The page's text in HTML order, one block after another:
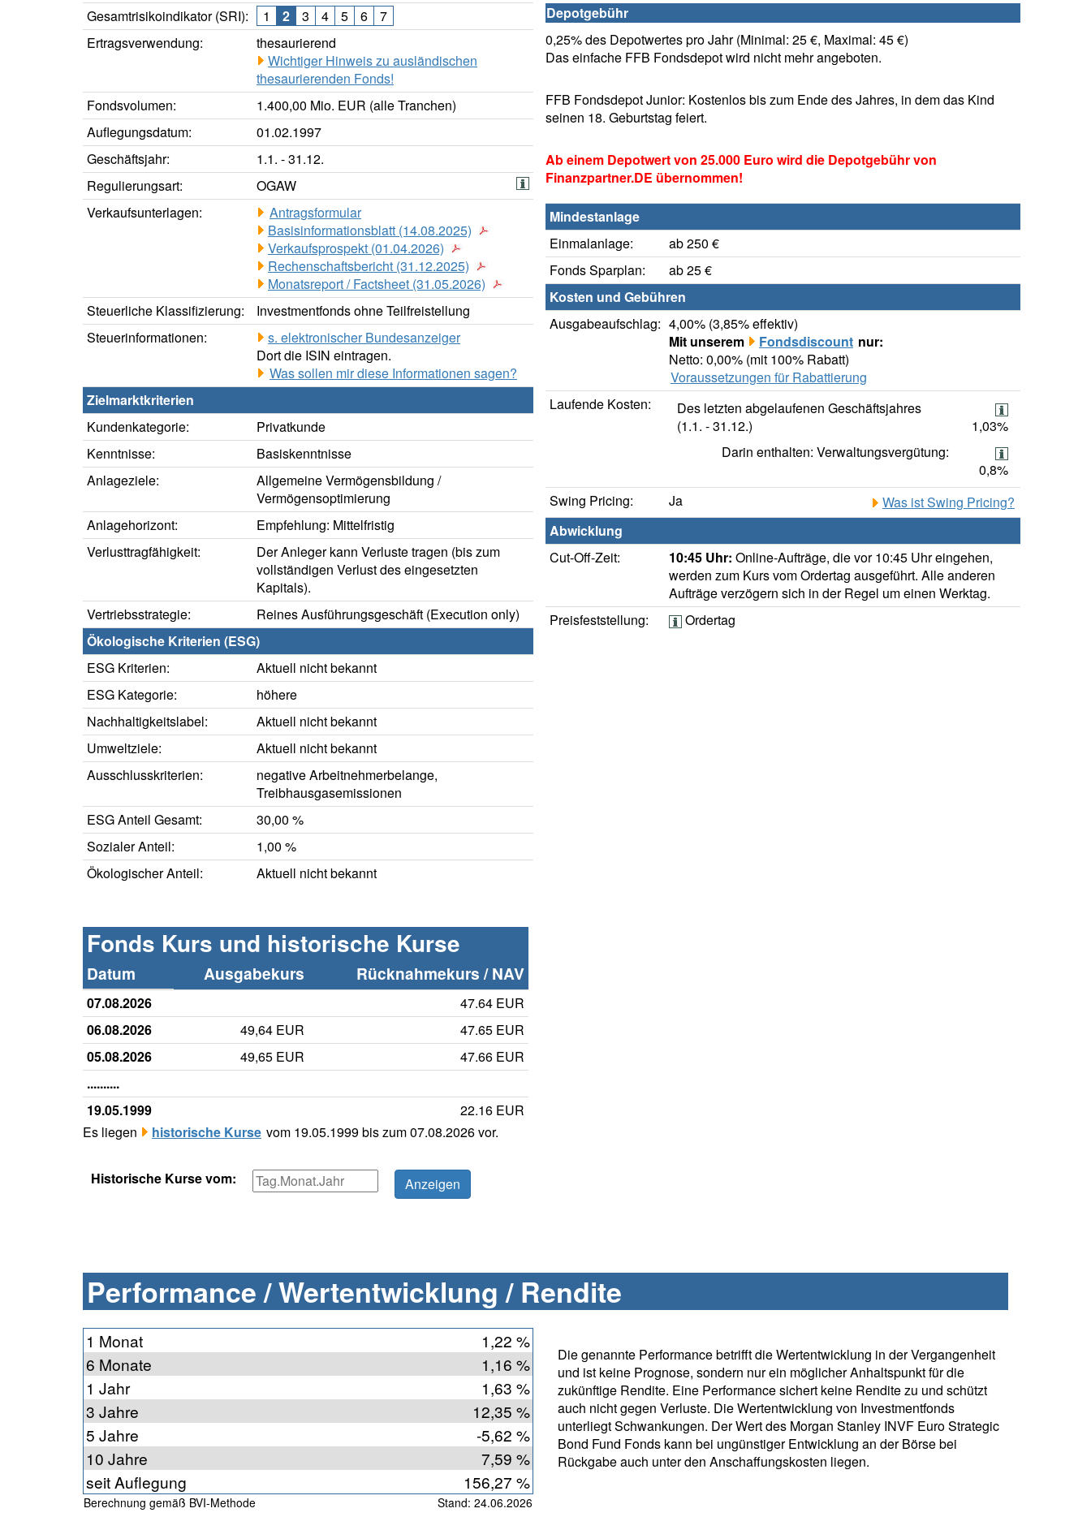
Gesamtrisikoindikator (SRI):
1 2 3 4 5 6
7
Ertragsverwendung:
thesaurierend
Wichtiger Hinweis zu ausländischen
thesaurierenden Fonds!
Fondsvolumen:
1.400,00 Mio. EUR (alle Tranchen)
Auflegungsdatum:
01.02.1997
Geschäftsjahr:
1.1. - 31.12.
Regulierungsart:
OGAW
Verkaufsunterlagen:
Antragsformular
Basisinformationsblatt (14.08.2025)
Verkaufsprospekt (01.04.2026)
Rechenschaftsbericht (31.12.2025)
Monatsreport / Factsheet (31.05.2026)
Steuerliche Klassifizierung:
Investmentfonds ohne Teilfreistellung
Steuerinformationen:
s. elektronischer Bundesanzeiger
Dort die ISIN eintragen.
Was sollen mir diese Informationen sagen?
Zielmarktkriterien
Kundenkategorie:
Privatkunde
Kenntnisse:
Basiskenntnisse
Anlageziele:
Allgemeine Vermögensbildung /
Vermögensoptimierung
Anlagehorizont:
Empfehlung: Mittelfristig
Verlusttragfähigkeit:
Der Anleger kann Verluste tragen (bis zum
vollständigen Verlust des eingesetzten
Kapitals).
Vertriebsstrategie:
Reines Ausführungsgeschäft (Execution only)
Ökologische Kriterien (ESG)
ESG Kriterien:
Aktuell nicht bekannt
ESG Kategorie:
höhere
Nachhaltigkeitslabel:
Aktuell nicht bekannt
Umweltziele:
Aktuell nicht bekannt
Ausschlusskriterien:
negative Arbeitnehmerbelange,
Treibhausgasemissionen
ESG Anteil Gesamt:
30,00 %
Sozialer Anteil:
1,00 %
Ökologischer Anteil:
Aktuell nicht bekannt
Fonds Kurs und historische Kurse
Datum Ausgabekurs Rücknahmekurs / NAV
07.08.2026
47.64 EUR
06.08.2026
49,64 EUR
47.65 EUR
05.08.2026
49,65 EUR
47.66 EUR
..........
19.05.1999
22.16 EUR
Es liegen
historische Kurse vom 19.05.1999 bis zum 07.08.2026 vor.
Historische Kurse vom:
Depotgebühr
0,25% des Depotwertes pro Jahr (Minimal: 25 €, Maximal: 45 €)
Das einfache FFB Fondsdepot wird nicht mehr angeboten.
FFB Fondsdepot Junior: Kostenlos bis zum Ende des Jahres, in dem das Kind
seinen 18. Geburtstag feiert.
Ab einem Depotwert von 25.000 Euro wird die Depotgebühr von
Finanzpartner.DE übernommen!
Mindestanlage
Einmalanlage:
ab 250 €
Fonds Sparplan:
ab 25 €
Kosten und Gebühren
Ausgabeaufschlag: 4,00% (3,85% effektiv)
Mit unserem
Fondsdiscount nur:
Netto: 0,00% (mit 100% Rabatt)
Voraussetzungen für Rabattierung
Laufende Kosten:
Des letzten abgelaufenen Geschäftsjahres
(1.1. - 31.12.)
1,03%
Darin enthalten: Verwaltungsvergütung:
0,8%
Swing Pricing:
Ja
Was ist Swing Pricing?
Abwicklung
Cut-Off-Zeit:
10:45 Uhr: Online-Aufträge, die vor 10:45 Uhr eingehen,
werden zum Kurs vom Ordertag ausgeführt. Alle anderen
Aufträge verzögern sich in der Regel um einen Werktag.
Preisfeststellung:
Ordertag
Performance / Wertentwicklung / Rendite
1 Monat
1,22 %
6 Monate
1,16 %
1 Jahr
1,63 %
3 Jahre
12,35 %
5 Jahre
-5,62 %
10 Jahre
7,59 %
seit Auflegung
156,27 %
Berechnung gemäß BVI-Methode Stand: 24.06.2026
Die genannte Performance betrifft die Wertentwicklung in der Vergangenheit
und ist keine Prognose, sondern nur ein möglicher Anhaltspunkt für die
zukünftige Rendite. Eine Performance sichert keine Rendite zu und schützt
auch nicht gegen Verluste. Die Wertentwicklung von Investmentfonds
unterliegt Schwankungen. Der Wert des Morgan Stanley INVF Euro Strategic
Bond Fund Fonds kann bei ungünstiger Entwicklung an der Börse bei
Rückgabe auch unter den Anschaffungskosten liegen.